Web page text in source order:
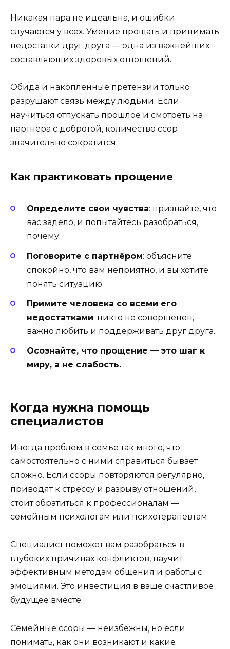
Никакая пара не идеальна, и ошибки
случаются у всех. Умение прощать и принимать
недостатки друг друга — одна из важнейших
составляющих здоровых отношений.
Обида и накопленные претензии только
разрушают связь между людьми. Если
научиться отпускать прошлое и смотреть на
партнёра с добротой, количество ссор
значительно сократится.
Как практиковать прощение
Определите свои чувства: признайте, что
вас задело, и попытайтесь разобраться,
почему.
Поговорите с партнёром: объясните
спокойно, что вам неприятно, и вы хотите
понять ситуацию.
Примите человека со всеми его
недостатками: никто не совершенен,
важно любить и поддерживать друг друга.
Осознайте, что прощение — это шаг к
миру, а не слабость.
Когда нужна помощь
специалистов
Иногда проблем в семье так много, что
самостоятельно с ними справиться бывает
сложно. Если ссоры повторяются регулярно,
приводят к стрессу и разрыву отношений,
стоит обратиться к профессионалам —
семейным психологам или психотерапевтам.
Специалист поможет вам разобраться в
глубоких причинах конфликтов, научит
эффективным методам общения и работы с
эмоциями. Это инвестиция в ваше счастливое
будущее вместе.
Семейные ссоры — неизбежны, но если
понимать, как они возникают и какие